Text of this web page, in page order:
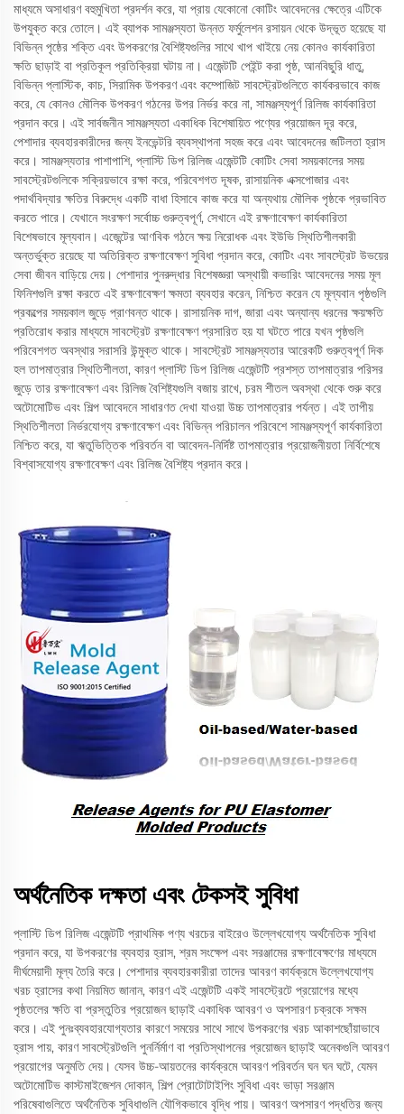
মাধ্যমে অসাধারণ বহুমুখিতা প্রদর্শন করে, যা প্রায় যেকোনো কোটিং আবেদনের ক্ষেত্রে এটিকে
উপযুক্ত করে তোলে। এই ব্যাপক সামঞ্জস্যতা উন্নত ফর্মুলেশন রসায়ন থেকে উদ্ভূত হয়েছে যা
বিভিন্ন পৃষ্ঠের শক্তি এবং উপকরণের বৈশিষ্ট্যগুলির সাথে খাপ খাইয়ে নেয় কোনও কার্যকারিতা
ক্ষতি ছাড়াই বা প্রতিকূল প্রতিক্রিয়া ঘটায় না। এজেন্টটি পেইন্ট করা পৃষ্ঠ, আনবিছুরি ধাতু,
বিভিন্ন প্লাস্টিক, কাচ, সিরামিক উপকরণ এবং কম্পোজিট সাবস্ট্রেটগুলিতে কার্যকরভাবে কাজ
করে, যে কোনও মৌলিক উপকরণ গঠনের উপর নির্ভর করে না, সামঞ্জস্যপূর্ণ রিলিজ কার্যকারিতা
প্রদান করে। এই সার্বজনীন সামঞ্জস্যতা একাধিক বিশেষায়িত পণ্যের প্রয়োজন দূর করে,
পেশাদার ব্যবহারকারীদের জন্য ইনভেন্টরি ব্যবস্থাপনা সহজ করে এবং আবেদনের জটিলতা হ্রাস
করে। সামঞ্জস্যতার পাশাপাশি, প্লাস্টি ডিপ রিলিজ এজেন্টটি কোটিং সেবা সময়কালের সময়
সাবস্ট্রেটগুলিকে সক্রিয়ভাবে রক্ষা করে, পরিবেশগত দূষক, রাসায়নিক এক্সপোজার এবং
পদার্থবিদ্যার ক্ষতির বিরুদ্ধে একটি বাধা হিসাবে কাজ করে যা অন্যথায় মৌলিক পৃষ্ঠকে প্রভাবিত
করতে পারে। যেখানে সংরক্ষণ সর্বোচ্চ গুরুত্বপূর্ণ, সেখানে এই রক্ষণাবেক্ষণ কার্যকারিতা
বিশেষভাবে মূল্যবান। এজেন্টের আণবিক গঠনে ক্ষয় নিরোধক এবং ইউভি স্থিতিশীলকারী
অন্তর্ভুক্ত রয়েছে যা অতিরিক্ত রক্ষণাবেক্ষণ সুবিধা প্রদান করে, কোটিং এবং সাবস্ট্রেট উভয়ের
সেবা জীবন বাড়িয়ে দেয়। পেশাদার পুনরুদ্ধার বিশেষজ্ঞরা অস্থায়ী কভারিং আবেদনের সময় মূল
ফিনিশগুলি রক্ষা করতে এই রক্ষণাবেক্ষণ ক্ষমতা ব্যবহার করেন, নিশ্চিত করেন যে মূল্যবান পৃষ্ঠগুলি
প্রকল্পের সময়কাল জুড়ে প্রাণবন্ত থাকে। রাসায়নিক দাগ, জারা এবং অন্যান্য ধরনের ক্ষয়ক্ষতি
প্রতিরোধ করার মাধ্যমে সাবস্ট্রেট রক্ষণাবেক্ষণ প্রসারিত হয় যা ঘটতে পারে যখন পৃষ্ঠগুলি
পরিবেশগত অবস্থার সরাসরি উন্মুক্ত থাকে। সাবস্ট্রেট সামঞ্জস্যতার আরেকটি গুরুত্বপূর্ণ দিক
হল তাপমাত্রার স্থিতিশীলতা, কারণ প্লাস্টি ডিপ রিলিজ এজেন্টটি প্রশস্ত তাপমাত্রার পরিসর
জুড়ে তার রক্ষণাবেক্ষণ এবং রিলিজ বৈশিষ্ট্যগুলি বজায় রাখে, চরম শীতল অবস্থা থেকে শুরু করে
অটোমোটিভ এবং শিল্প আবেদনে সাধারণত দেখা যাওয়া উচ্চ তাপমাত্রার পর্যন্ত। এই তাপীয়
স্থিতিশীলতা নির্ভরযোগ্য রক্ষণাবেক্ষণ এবং বিভিন্ন পরিচালন পরিবেশে সামঞ্জস্যপূর্ণ কার্যকারিতা
নিশ্চিত করে, যা ঋতুভিত্তিক পরিবর্তন বা আবেদন-নির্দিষ্ট তাপমাত্রার প্রয়োজনীয়তা নির্বিশেষে
বিশ্বাসযোগ্য রক্ষণাবেক্ষণ এবং রিলিজ বৈশিষ্ট্য প্রদান করে।
অর্থনৈতিক দক্ষতা এবং টেকসই সুবিধা
প্লাস্টি ডিপ রিলিজ এজেন্টটি প্রাথমিক পণ্য খরচের বাইরেও উল্লেখযোগ্য অর্থনৈতিক সুবিধা
প্রদান করে, যা উপকরণের ব্যবহার হ্রাস, শ্রম সংক্ষেপ এবং সরঞ্জামের রক্ষণাবেক্ষণের মাধ্যমে
দীর্ঘমেয়াদী মূল্য তৈরি করে। পেশাদার ব্যবহারকারীরা তাদের আবরণ কার্যক্রমে উল্লেখযোগ্য
খরচ হ্রাসের কথা নিয়মিত জানান, কারণ এই এজেন্টটি একই সাবস্ট্রেটে প্রয়োগের মধ্যে
পৃষ্ঠতলের ক্ষতি বা প্রস্তুতির প্রয়োজন ছাড়াই একাধিক আবরণ ও অপসারণ চক্রকে সক্ষম
করে। এই পুনঃব্যবহারযোগ্যতার কারণে সময়ের সাথে সাথে উপকরণের খরচ আকাশছোঁয়াভাবে
হ্রাস পায়, কারণ সাবস্ট্রেটগুলি পুনর্নির্মাণ বা প্রতিস্থাপনের প্রয়োজন ছাড়াই অনেকগুলি আবরণ
প্রয়োগের অনুমতি দেয়। যেসব উচ্চ-আয়তনের কার্যক্রমে আবরণ পরিবর্তন ঘন ঘন ঘটে, যেমন
অটোমোটিভ কাস্টমাইজেশন দোকান, শিল্প প্রোটোটাইপিং সুবিধা এবং ভাড়া সরঞ্জাম
পরিষেবাগুলিতে অর্থনৈতিক সুবিধাগুলি যৌগিকভাবে বৃদ্ধি পায়। আবরণ অপসারণ পদ্ধতির জন্য